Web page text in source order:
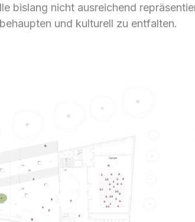
bislang nicht ausreichend
und kulturell zu entfalten.